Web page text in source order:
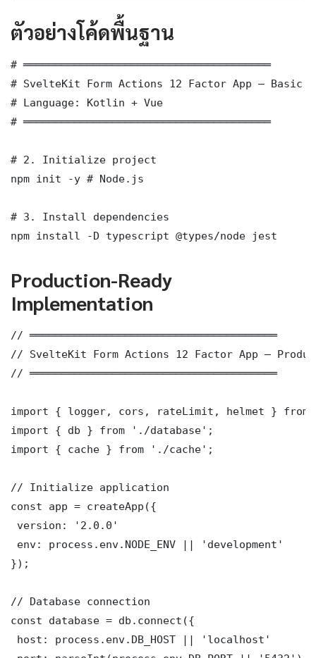
ตัวอย่างโค้ดพื้นฐาน
# ═══════════════════════════════════════
# SvelteKit Form Actions 12 Factor App — Basic
# Language: Kotlin + Vue
# ═══════════════════════════════════════
# 2. Initialize project
npm init -y # Node.js
# 3. Install dependencies
npm install -D typescript @types/node jest
Production-Ready
Implementation
// ═══════════════════════════════════════
// SvelteKit Form Actions 12 Factor App —
// ═══════════════════════════════════════
import { logger, cors, rateLimit, helmet } from
import { db } from './database';
import { cache } from './cache';
// Initialize application
const app = createApp({
version: '2.0.0'
env: process.env.NODE_ENV || 'development'
});
// Database connection
const database = db.connect({
host: process.env.DB_HOST || 'localhost'